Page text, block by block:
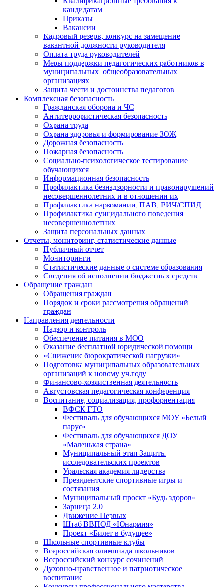
кандидатам
Приказы
Вакансии
Кадровый резерв, конкурс на замещение
вакантной должности руководителя
Оплата труда руководителей
Меры поддержки педагогических работников в
муниципальных общеобразовательных
организациях
Защита чести и достоинства педагогов
Комплексная безопасность
Гражданская оборона и ЧС
Антитеррористическая безопасность
Охрана труда
Охрана здоровья и формирование ЗОЖ
Дорожная безопасность
Пожарная безопасность
Социально-психологическое тестирование
обучающихся
Информационная безопасность
Профилактика безнадзорности и правонарушений
несовершеннолетних и в отношении их
Профилактика наркомании, ПАВ, ВИЧ/СПИД
Профилактика суицидального поведения
несовершеннолетних
Защита персональных данных
Отчеты, мониторинг, статистические данные
Публичный отчет
Мониторинги
Статистические данные о системе образования
Сведения об исполнении бюджетных средств
Обращение граждан
Обращения граждан
Порядок и сроки рассмотрения обращений
граждан
Направления деятельности
Надзор и контроль
Обеспечение питания в МОО
Оказание бесплатной юридической помощи
«Снижение бюрократической нагрузки»
Подготовка муниципальных образовательных
организаций к новому уч.году
Финансово-хозяйственная деятельность
Августовская педагогическая конференция
Воспитание, социализация, профориентация
ВФСК ГТО
Фестиваль для обучающихся МОУ «Белый
парус»
Фестиваль для обучающихся ДОУ
«Маленькая страна»
Муниципальный этап Защиты
исследовательских проектов
Уральская академия лидерства
Президентские спортивные игры и
состязания
Муниципальный проект «Будь здоров»
Зарница 2.0
Движение Первых
Штаб ВВПОД «Юнармия»
Проект «Билет в будущее»
Школьные спортивные клубы
Всероссийская олимпиада школьников
Всероссийский конкурс сочинений
Духовно-нравственное и патриотическое
воспитание